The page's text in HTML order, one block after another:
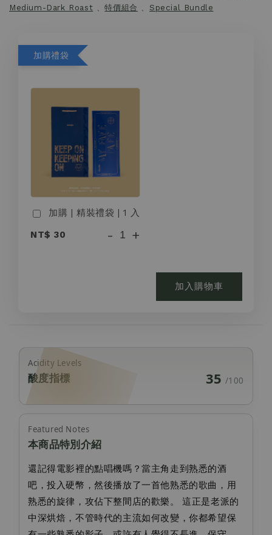
Medium-Dark Roast 、特價組合 、 Special Bundle
加購禮袋
加購 | 精裝禮袋 | 1 入
NT$ 30
- +
加入購物車
Acidity Levels
酸度指標 35 /100
Featured Notes
本商品特別介紹
還記得電影裡的點唱機嗎？當主角走到熟悉的酒
吧，投入硬幣，然後播放了一首他熟悉的歌曲，用
熟悉的旋律，攻佔下整間店的歡樂。 這正是老派的
中深烘焙，不管時代的主流如何改變，你都希望保